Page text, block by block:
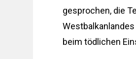
gesprochen, die
beim tödlichen